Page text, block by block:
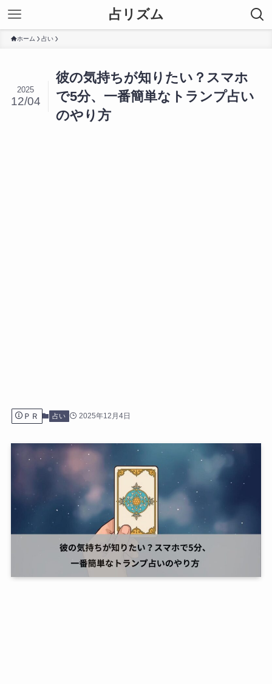
占リズム
ホーム 占い
彼の気持ちが知りたい？スマホ
で5分、一番簡単なトランプ占い
のやり方
2025
12/04
ＰＲ 占い 2025年12月4日